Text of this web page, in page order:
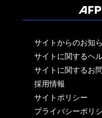
サイトからのお知
サイトに関するヘ
サイトに関するお
採用情報
サイトポリシー
プライバシーポリ